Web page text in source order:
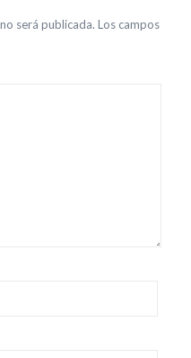
será publicada. Los campos